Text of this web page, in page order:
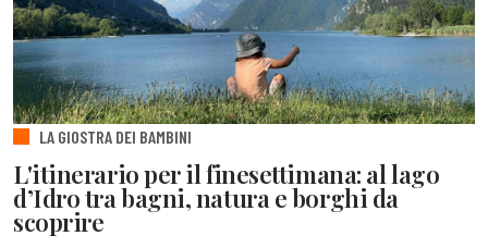
LA GIOSTRA DEI BAMBINI
L'itinerario per il finesettimana: al lago
d’Idro tra bagni, natura e borghi da
scoprire